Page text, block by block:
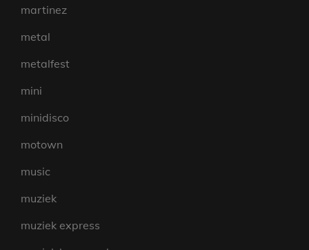
martinez
metal
metalfest
mini
minidisco
motown
music
muziek
muziek express